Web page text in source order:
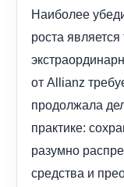
Наиболее
роста
от Allianz
продолжала
практике:
разумно
средства и